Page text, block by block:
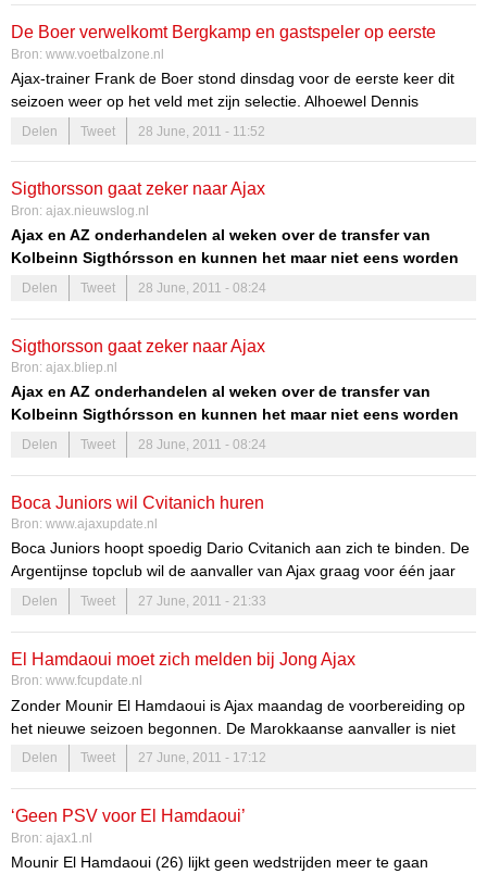
Ajax Cape Town opnieuw stage in Amsterdam.
De Boer verwelkomt Bergkamp en gastspeler op eerste
training Ajax
Bron: www.voetbalzone.nl
Ajax-trainer Frank de Boer stond dinsdag voor de eerste keer dit
seizoen weer op het veld met zijn selectie. Alhoewel Dennis
Bergkamp nog niet officieel benoemd is tot assistent van de
hoofdcoach, stond de voormalig aanvaller al wel als rechterhand
Delen Tweet 28 June, 2011 - 11:52
Sigthorsson gaat zeker naar Ajax
Bron: ajax.nieuwslog.nl
Ajax en AZ onderhandelen al weken over de transfer van
Kolbeinn Sigthórsson en kunnen het maar niet eens worden
over een transfersom. Gertjan Verbeek weet het echter al
zeker: Sigthórsson gaat naar Ajax. “Ik schat de kans op 100
Delen Tweet 28 June, 2011 - 08:24
Sigthorsson gaat zeker naar Ajax
Bron: ajax.bliep.nl
Ajax en AZ onderhandelen al weken over de transfer van
Kolbeinn Sigthórsson en kunnen het maar niet eens worden
over een transfersom. Gertjan Verbeek weet het echter al
zeker: Sigthórsson gaat naar Ajax. “Ik schat de kans op 100
Delen Tweet 28 June, 2011 - 08:24
Boca Juniors wil Cvitanich huren
Bron: www.ajaxupdate.nl
Boca Juniors hoopt spoedig Dario Cvitanich aan zich te binden. De
Argentijnse topclub wil de aanvaller van Ajax graag voor één jaar
huren met in de overeenkomst opgenomen een optie tot koop,
meldt het Argentijnse Olé. Het voorgaande seizoen kwam Cvitanich
maakte een sterke indruk maar [...]
Delen Tweet 27 June, 2011 - 21:33
El Hamdaoui moet zich melden bij Jong Ajax
Bron: www.fcupdate.nl
Zonder Mounir El Hamdaoui is Ajax maandag de voorbereiding op
het nieuwe seizoen begonnen. De Marokkaanse aanvaller is niet
welkom in de eerste selectie van Ajax en moet zich op 11 juli
melden bij Jong Ajax. Dat meldde de Amsterdamse club maandag
Delen Tweet 27 June, 2011 - 17:12
‘Geen PSV voor El Hamdaoui’
Bron: ajax1.nl
Mounir El Hamdaoui (26) lijkt geen wedstrijden meer te gaan